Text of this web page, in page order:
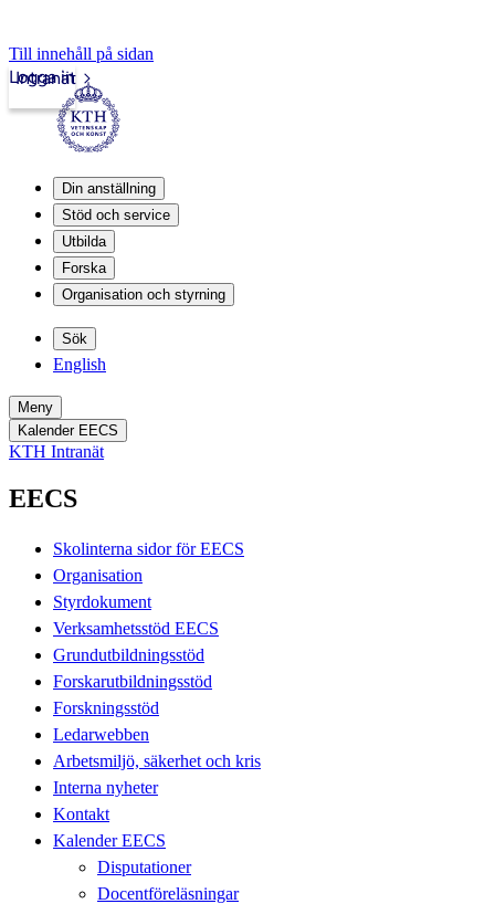
Till innehåll på sidan
Intranät
Logga in
Din anställning
Stöd och service
Utbilda
Forska
Organisation och styrning
Sök
English
Meny
Kalender EECS
KTH Intranät
EECS
Skolinterna sidor för EECS
Organisation
Styrdokument
Verksamhetsstöd EECS
Grundutbildningsstöd
Forskarutbildningsstöd
Forskningsstöd
Ledarwebben
Arbetsmiljö, säkerhet och kris
Interna nyheter
Kontakt
Kalender EECS
Disputationer
Docentföreläsningar